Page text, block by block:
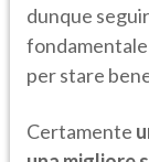
dunque
per stare
Certamente